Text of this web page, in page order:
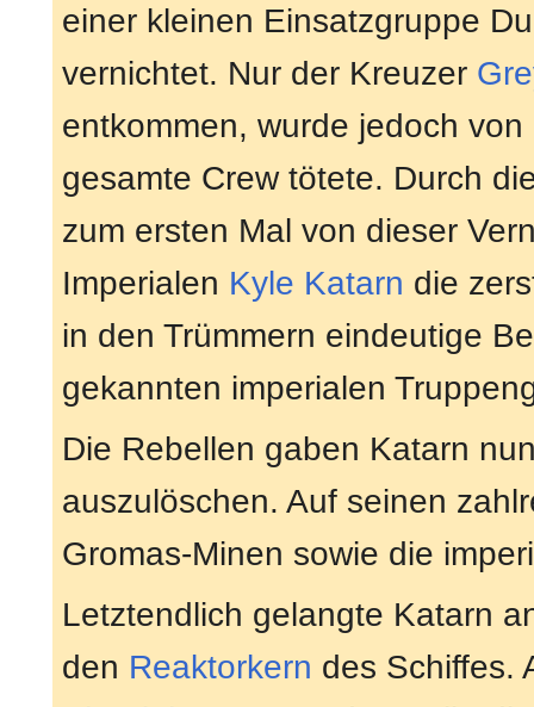
einer kleinen Einsatzgruppe
vernichtet. Nur der Kreuzer
entkommen, wurde jedoch
gesamte Crew tötete. Durch
zum ersten Mal von dieser
Imperialen Kyle Katarn die
in den Trümmern eindeutige
gekannten imperialen
Die Rebellen gaben Katarn
auszulöschen. Auf seinen
Gromas-Minen sowie die
Letztendlich gelangte Katarn
den Reaktorkern des Schiffes.